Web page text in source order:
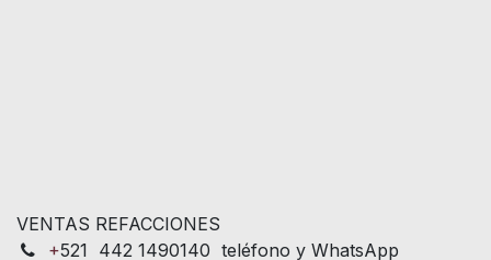
VENTAS REFACCIONES
+521 442 1490140 teléfono y WhatsApp